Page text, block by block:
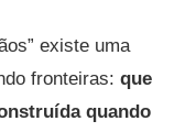
existe uma
fronteiras:que
quando